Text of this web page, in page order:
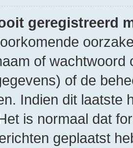
geregistreerd
of wachtwoord
of de
Indien dit laatste
is normaal dat
geplaatst